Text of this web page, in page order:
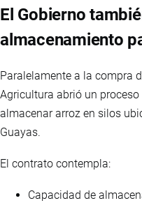
El Gobierno
almacenamiento
Paralelamente a la compra
Agricultura abrió un
almacenar arroz en silos
Guayas.
El contrato contempla:
Capacidad de